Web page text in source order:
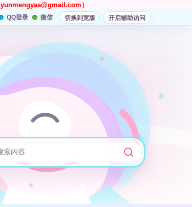
yunmengyaa@gmail.com ）
QQ登录 微信 切换到宽版 开启辅助访问